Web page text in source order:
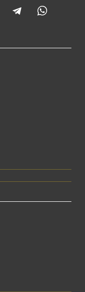
LinkedIn Telegram